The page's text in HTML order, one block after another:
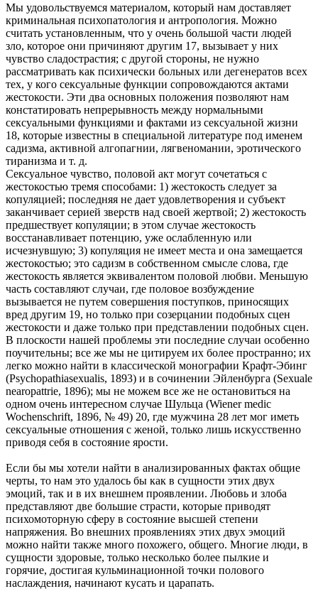
Мы удовольствуемся материалом, который нам доставляет
криминальная психопатология и антропология. Можно
считать установленным, что у очень большой части людей
зло, которое они причиняют другим 17, вызывает у них
чувство сладострастия; с другой стороны, не нужно
рассматривать как психически больных или дегенератов всех
тех, у кого сексуальные функции сопровождаются актами
жестокости. Эти два основных положения позволяют нам
констатировать непрерывность между нормальными
сексуальными функциями и фактами из сексуальной жизни
18, которые известны в специальной литературе под именем
садизма, активной алгопагнии, лягвеномании, эротического
тиранизма и т. д.
Сексуальное чувство, половой акт могут сочетаться с
жестокостью тремя способами: 1) жестокость следует за
копуляцией; последняя не дает удовлетворения и субъект
заканчивает серией зверств над своей жертвой; 2) жестокость
предшествует копуляции; в этом случае жестокость
восстанавливает потенцию, уже ослабленную или
исчезнувшую; 3) копуляция не имеет места и она замещается
жестокостью; это садизм в собственном смысле слова, где
жестокость является эквивалентом половой любви. Меньшую
часть составляют случаи, где половое возбуждение
вызывается не путем совершения поступков, приносящих
вред другим 19, но только при созерцании подобных сцен
жестокости и даже только при представлении подобных сцен.
В плоскости нашей проблемы эти последние случаи особенно
поучительны; все же мы не цитируем их более пространно; их
легко можно найти в классической монографии Крафт-Эбинг
(Psychopathiasexualis, 1893) и в сочинении Эйленбурга (Sexuale
nearopattrie, 1896); мы не можем все же не остановиться на
одном очень интересном случае Шульца (Wiener medic
Wochenschrift, 1896, № 49) 20, где мужчина 28 лет мог иметь
сексуальные отношения с женой, только лишь искусственно
приводя себя в состояние ярости.
Если бы мы хотели найти в анализированных фактах общие
черты, то нам это удалось бы как в сущности этих двух
эмоций, так и в их внешнем проявлении. Любовь и злоба
представляют две большие страсти, которые приводят
психомоторную сферу в состояние высшей степени
напряжения. Во внешних проявлениях этих двух эмоций
можно найти также много похожего, общего. Многие люди, в
сущности здоровые, только несколько более пылкие и
горячие, достигая кульминационной точки полового
наслаждения, начинают кусать и царапать.